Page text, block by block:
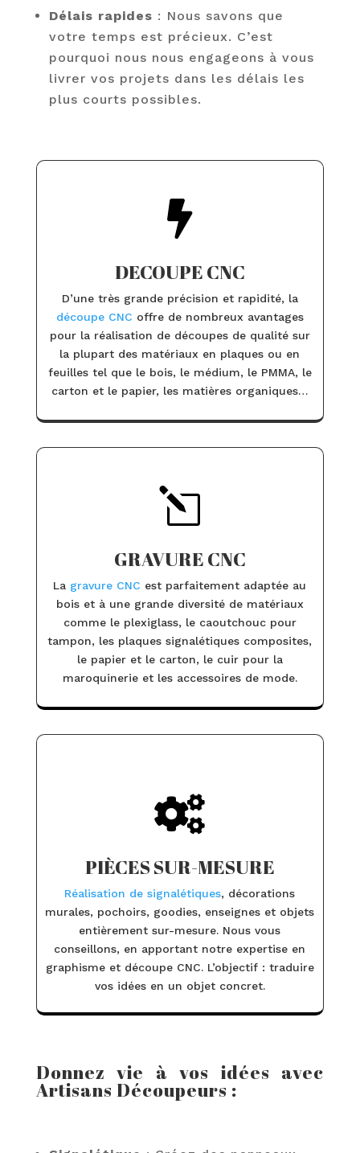
Délais rapides : Nous savons que
votre temps est précieux. C’est
pourquoi nous nous engageons à vous
livrer vos projets dans les délais les
plus courts possibles.

DECOUPE CNC
D’une très grande précision et rapidité, la
découpe CNC offre de nombreux avantages
pour la réalisation de découpes de qualité sur
la plupart des matériaux en plaques ou en
feuilles tel que le bois, le médium, le PMMA, le
carton et le papier, les matières organiques…
l
GRAVURE CNC
La gravure CNC est parfaitement adaptée au
bois et à une grande diversité de matériaux
comme le plexiglass, le caoutchouc pour
tampon, les plaques signalétiques composites,
le papier et le carton, le cuir pour la
maroquinerie et les accessoires de mode.

PIÈCES SUR-MESURE
Réalisation de signalétiques, décorations
murales, pochoirs, goodies, enseignes et objets
entièrement sur-mesure. Nous vous
conseillons, en apportant notre expertise en
graphisme et découpe CNC. L’objectif : traduire
vos idées en un objet concret.
Donnez vie à vos idées avec
Artisans Découpeurs :